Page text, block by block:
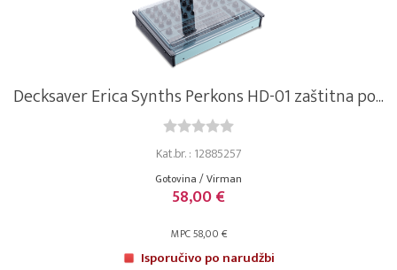
Decksaver Erica Synths Perkons HD-01 zaštitna po...
Kat.br. : 12885257
Gotovina / Virman
58,00 €
MPC 58,00 €
Isporučivo po narudžbi